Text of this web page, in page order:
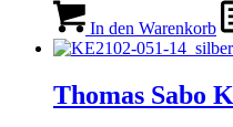
In den Warenkorb
Thomas Sabo